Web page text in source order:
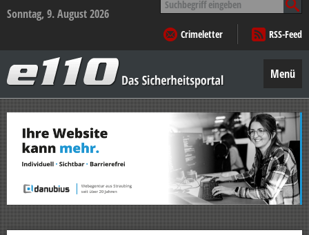
Sonntag, 9. August 2026
nach:
Crimeletter
RSS-Feed
–
Das
Sicherheitsportal
Menü
Zum
Inhalt
springen